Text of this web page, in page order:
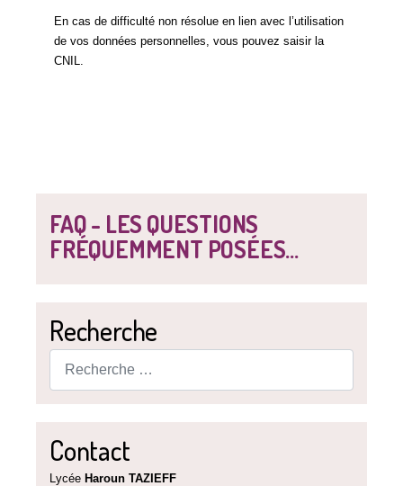
FAQ - LES QUESTIONS
FRÉQUEMMENT POSÉES...
Recherche
Contact
Lycée Haroun TAZIEFF
En cas de difficulté non résolue en lien avec l’utilisation
de vos données personnelles, vous pouvez saisir la
CNIL.